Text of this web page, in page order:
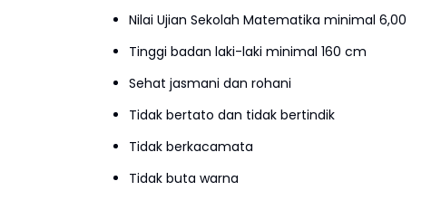
Nilai Ujian Sekolah Matematika minimal 6,00
Tinggi badan laki-laki minimal 160 cm
Sehat jasmani dan rohani
Tidak bertato dan tidak bertindik
Tidak berkacamata
Tidak buta warna